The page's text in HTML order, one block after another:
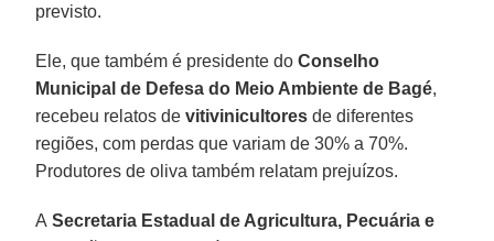
previsto.
Ele, que também é presidente doConselho
Municipal de Defesa do Meio Ambiente de Bagé,
recebeu relatos devitivinicultores de diferentes
regiões, com perdas que variam de 30% a 70%.
Produtores de oliva também relatam prejuízos.
A Secretaria Estadual de Agricultura, Pecuária e